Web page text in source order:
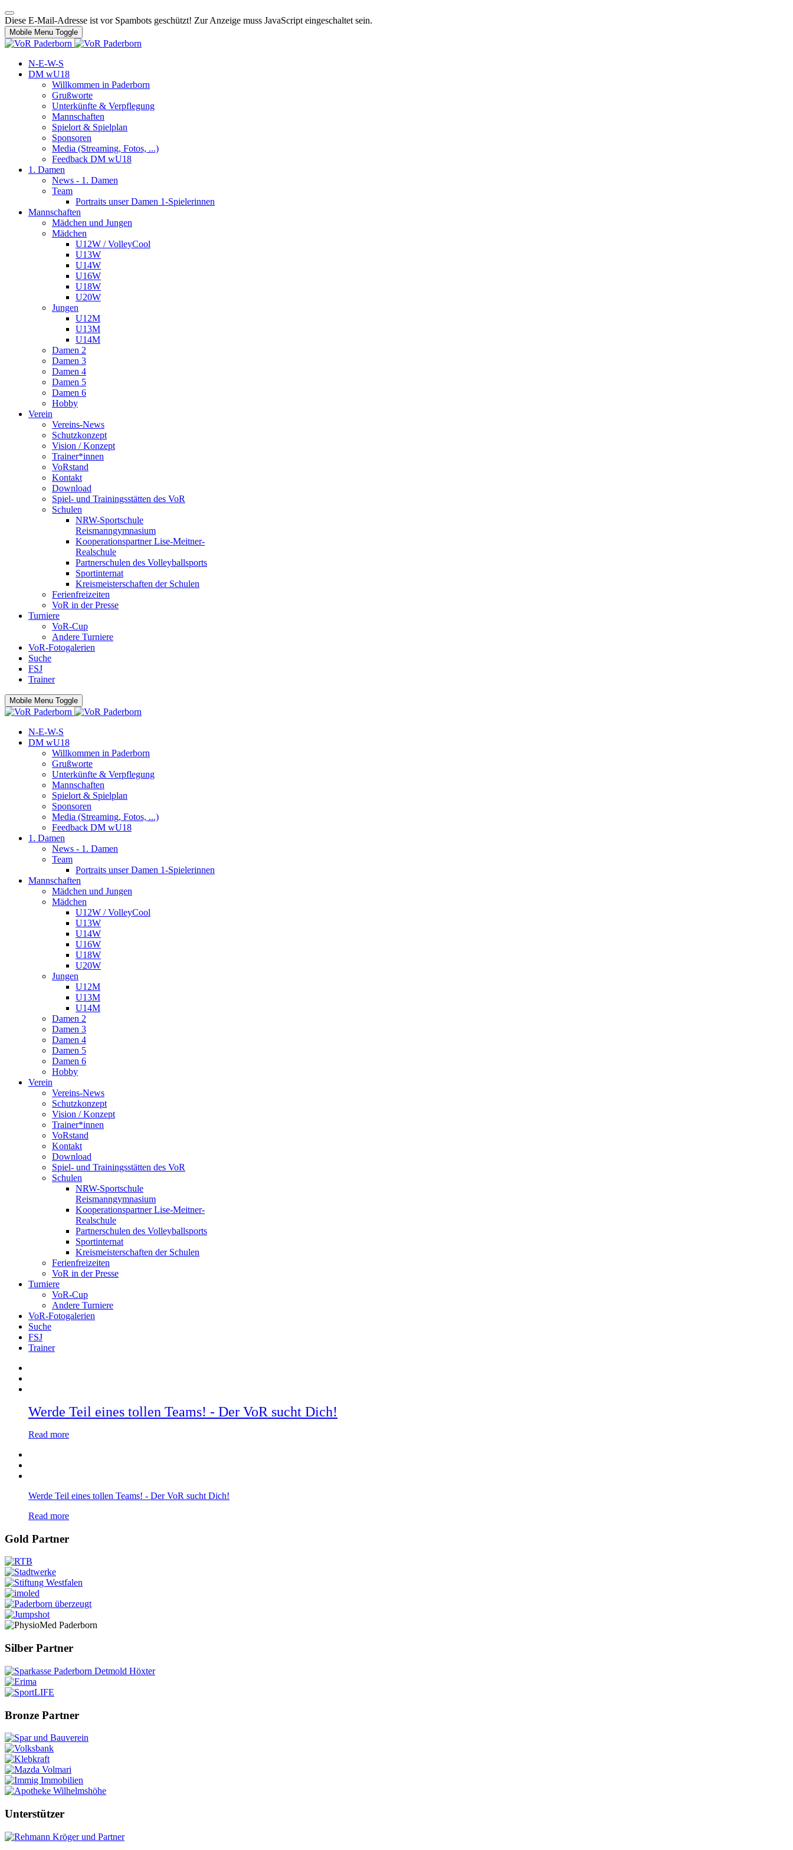
Diese E-Mail-Adresse ist vor Spambots geschützt! Zur Anzeige muss JavaScript eingeschaltet sein.
Mobile Menu Toggle
N-E-W-S
DM wU18
Willkommen in Paderborn
Grußworte
Unterkünfte & Verpflegung
Mannschaften
Spielort & Spielplan
Sponsoren
Media (Streaming, Fotos, ...)
Feedback DM wU18
1. Damen
News - 1. Damen
Team
Portraits unser Damen 1-Spielerinnen
Mannschaften
Mädchen und Jungen
Mädchen
U12W / VolleyCool
U13W
U14W
U16W
U18W
U20W
Jungen
U12M
U13M
U14M
Damen 2
Damen 3
Damen 4
Damen 5
Damen 6
Hobby
Verein
Vereins-News
Schutzkonzept
Vision / Konzept
Trainer*innen
VoRstand
Kontakt
Download
Spiel- und Trainingsstätten des VoR
Schulen
NRW-Sportschule
Reismanngymnasium
Kooperationspartner Lise-Meitner-
Realschule
Partnerschulen des Volleyballsports
Sportinternat
Kreismeisterschaften der Schulen
Ferienfreizeiten
VoR in der Presse
Turniere
VoR-Cup
Andere Turniere
VoR-Fotogalerien
Suche
FSJ
Trainer
Mobile Menu Toggle
N-E-W-S
DM wU18
Willkommen in Paderborn
Grußworte
Unterkünfte & Verpflegung
Mannschaften
Spielort & Spielplan
Sponsoren
Media (Streaming, Fotos, ...)
Feedback DM wU18
1. Damen
News - 1. Damen
Team
Portraits unser Damen 1-Spielerinnen
Mannschaften
Mädchen und Jungen
Mädchen
U12W / VolleyCool
U13W
U14W
U16W
U18W
U20W
Jungen
U12M
U13M
U14M
Damen 2
Damen 3
Damen 4
Damen 5
Damen 6
Hobby
Verein
Vereins-News
Schutzkonzept
Vision / Konzept
Trainer*innen
VoRstand
Kontakt
Download
Spiel- und Trainingsstätten des VoR
Schulen
NRW-Sportschule
Reismanngymnasium
Kooperationspartner Lise-Meitner-
Realschule
Partnerschulen des Volleyballsports
Sportinternat
Kreismeisterschaften der Schulen
Ferienfreizeiten
VoR in der Presse
Turniere
VoR-Cup
Andere Turniere
VoR-Fotogalerien
Suche
FSJ
Trainer
Werde Teil eines tollen Teams! - Der VoR sucht Dich!
Read more
Werde Teil eines tollen Teams! - Der VoR sucht Dich!
Read more
Gold Partner
Silber Partner
Bronze Partner
Unterstützer